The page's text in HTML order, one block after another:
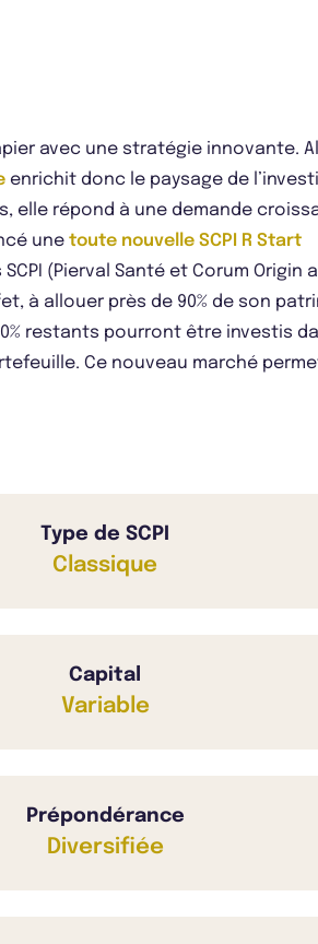
avec une stratégie innovante.
enrichit donc le paysage de
elle répond à une demande
une toute nouvelle SCPI R Start
(Pierval Santé et Corum
à allouer près de 90% de son
restants pourront être investis
Ce nouveau marché
Type de SCPI
Classique
Capital
Variable
Prépondérance
Diversifiée